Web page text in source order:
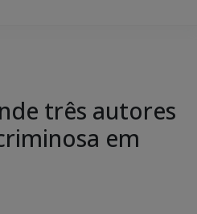
três autores
em